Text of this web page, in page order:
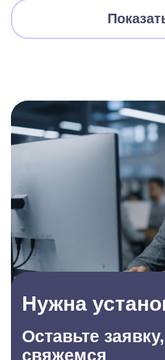
Нужна
Оставьте
свяжемся